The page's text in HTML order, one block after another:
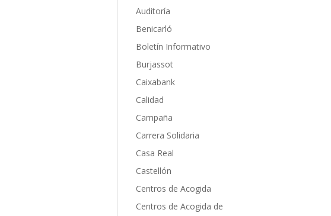
Auditoría
Benicarló
Boletín Informativo
Burjassot
Caixabank
Calidad
Campaña
Carrera Solidaria
Casa Real
Castellón
Centros de Acogida
Centros de Acogida de